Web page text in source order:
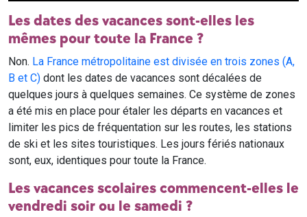
Les dates des vacances sont-elles les
mêmes pour toute la France ?
Non. La France métropolitaine est divisée en trois zones (A,
B et C) dont les dates de vacances sont décalées de
quelques jours à quelques semaines. Ce système de zones
a été mis en place pour étaler les départs en vacances et
limiter les pics de fréquentation sur les routes, les stations
de ski et les sites touristiques. Les jours fériés nationaux
sont, eux, identiques pour toute la France.
Les vacances scolaires commencent-elles le
vendredi soir ou le samedi ?